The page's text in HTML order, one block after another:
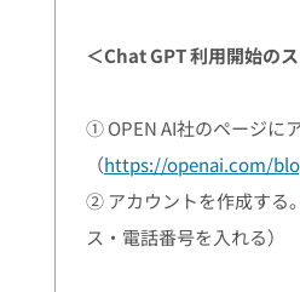
＜Chat GPT 利用開始の
① OPEN AI社のページにア
（https://openai.com/
② アカウントを作成する
ス・電話番号を入れる）